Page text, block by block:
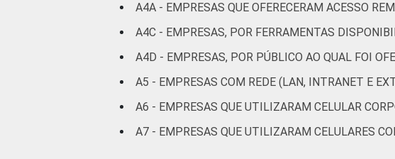
Alojamento e
64 86
Informação e
72 91
Atividades
A4A - EMPRESAS QUE OFERECERAM ACESSO
A4C - EMPRESAS, POR FERRAMENTAS
A4D - EMPRESAS, POR PÚBLICO AO QUAL FOI
A5 - EMPRESAS COM REDE (LAN, INTRANET E
A6 - EMPRESAS QUE UTILIZARAM CELULAR
A7 - EMPRESAS QUE UTILIZARAM CELULARES